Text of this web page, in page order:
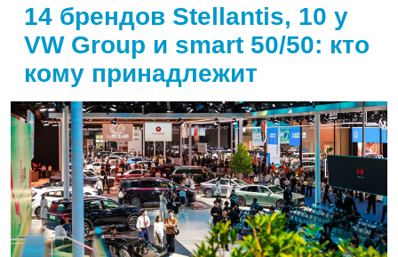
14 брендов Stellantis, 10 у
VW Group и smart 50/50: кто
кому принадлежит